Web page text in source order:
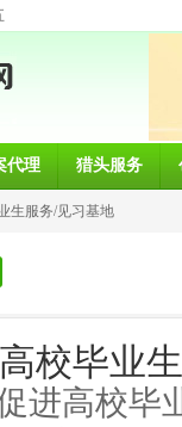
代理 猎头服务
生服务/见习基地
校毕业
进高校